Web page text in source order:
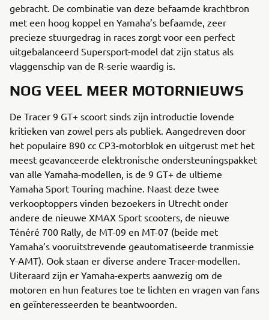
gebracht. De combinatie van deze befaamde krachtbron
met een hoog koppel en Yamaha’s befaamde, zeer
precieze stuurgedrag in races zorgt voor een perfect
uitgebalanceerd Supersport-model dat zijn status als
vlaggenschip van de R-serie waardig is.
NOG VEEL MEER MOTORNIEUWS
De Tracer 9 GT+ scoort sinds zijn introductie lovende
kritieken van zowel pers als publiek. Aangedreven door
het populaire 890 cc CP3-motorblok en uitgerust met het
meest geavanceerde elektronische ondersteuningspakket
van alle Yamaha-modellen, is de 9 GT+ de ultieme
Yamaha Sport Touring machine. Naast deze twee
verkooptoppers vinden bezoekers in Utrecht onder
andere de nieuwe XMAX Sport scooters, de nieuwe
Ténéré 700 Rally, de MT-09 en MT-07 (beide met
Yamaha’s vooruitstrevende geautomatiseerde tranmissie
Y-AMT). Ook staan er diverse andere Tracer-modellen.
Uiteraard zijn er Yamaha-experts aanwezig om de
motoren en hun features toe te lichten en vragen van fans
en geïnteresseerden te beantwoorden.